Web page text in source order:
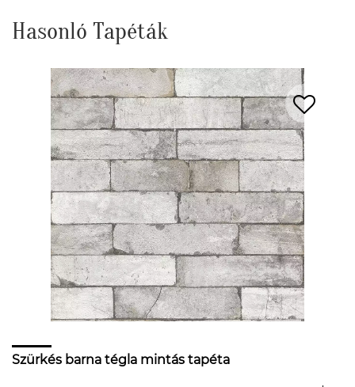
Hasonló Tapéták
Szürkés barna tégla mintás tapéta